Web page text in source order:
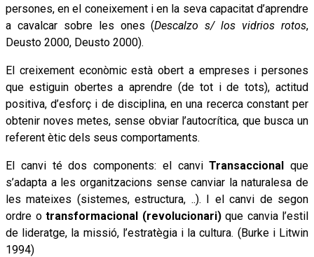
persones, en el coneixement i en la seva capacitat d’aprendre
a cavalcar sobre les ones (Descalzo s/ los vidrios rotos,
Deusto 2000, Deusto 2000).
El creixement econòmic està obert a empreses i persones
que estiguin obertes a aprendre (de tot i de tots), actitud
positiva, d’esforç i de disciplina, en una recerca constant per
obtenir noves metes, sense obviar l’autocrítica, que busca un
referent ètic dels seus comportaments.
El canvi té dos components: el canviTransaccional que
s’adapta a les organitzacions sense canviar la naturalesa de
les mateixes (sistemes, estructura, ..). I el canvi de segon
ordre o transformacional (revolucionari)que canvia l’estil
de lideratge, la missió, l’estratègia i la cultura. (Burke i Litwin
1994)